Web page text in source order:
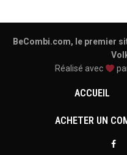
BeCombi.com, le premier
Réalisé avec
ACCUEIL
ACHETER UN